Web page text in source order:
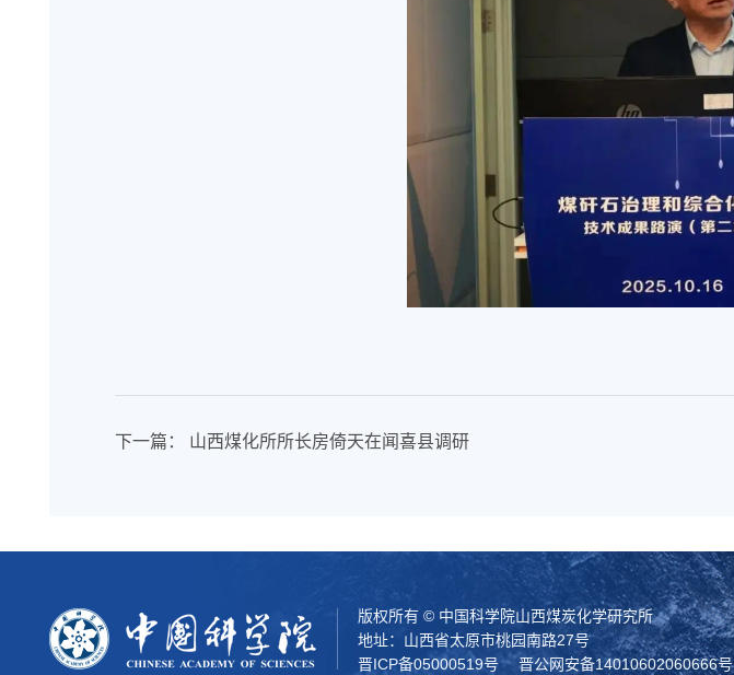
下一篇： 山西煤化所所长房倚天在闻喜县调研
版权所有 © 中国科学院山西煤炭化学研究所
地址：山西省太原市桃园南路27号
晋ICP备05000519号
晋公网安备14010602060666号